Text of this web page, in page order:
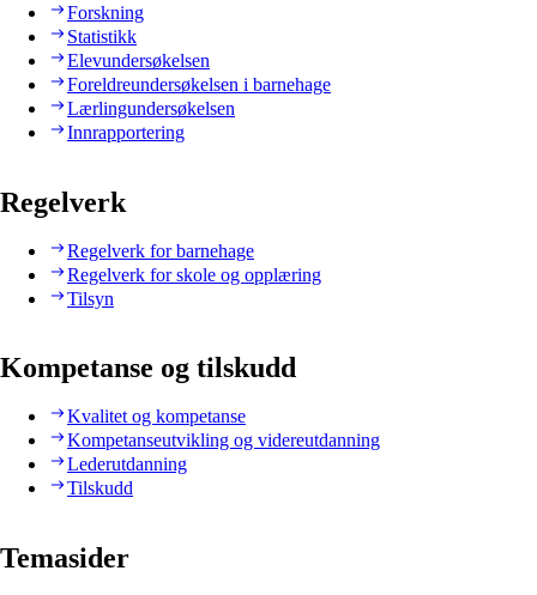
Forskning
Statistikk
Elevundersøkelsen
Foreldreundersøkelsen i barnehage
Lærlingundersøkelsen
Innrapportering
Regelverk
Regelverk for barnehage
Regelverk for skole og opplæring
Tilsyn
Kompetanse og tilskudd
Kvalitet og kompetanse
Kompetanseutvikling og videreutdanning
Lederutdanning
Tilskudd
Temasider